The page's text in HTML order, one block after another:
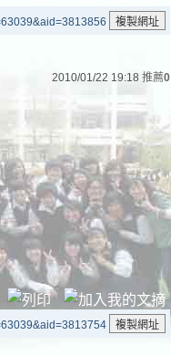
2010/01/22 19:18 推薦0